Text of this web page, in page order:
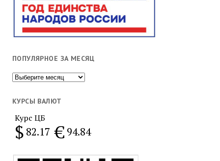
ПОПУЛЯРНОЕ ЗА МЕСЯЦ
Популярное
месяц
КУРСЫ ВАЛЮТ
Курс ЦБ
$ 82.17 € 94.84